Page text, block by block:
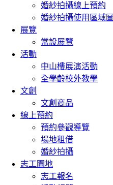
婚紗拍攝線上預約
婚紗拍攝使用區域圖
展覽
常設展覽
活動
中山樓展演活動
全學齡校外教學
文創
文創商品
線上預約
預約參觀導覽
場地租借
婚紗拍攝
志工園地
志工報名